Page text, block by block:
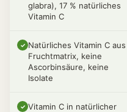
glabra), 17 % natürliches
Vitamin C
✓ Natürliches Vitamin C aus
Fruchtmatrix, keine
Ascorbinsäure, keine
Isolate
✓ Vitamin C in natürlicher